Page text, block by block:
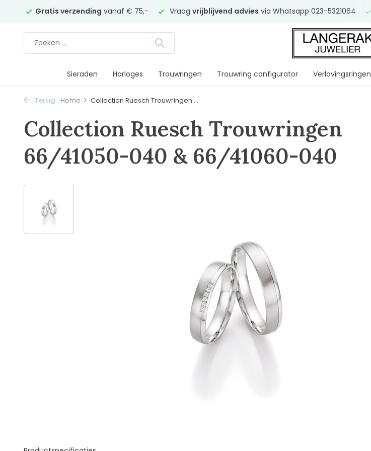
Gratis verzending vanaf € 75,- Vraag vrijblijvend advies via Whatsapp 023-5321064
Sieraden Horloges Trouwringen Trouwring configurator Verlovingsringen
Terug Home Collection Ruesch Trouwringen ...
Collection Ruesch Trouwringen
66/41050-040 & 66/41060-040